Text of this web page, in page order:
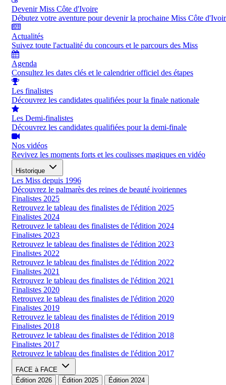
Devenir Miss Côte d'Ivoire
Débutez votre aventure pour devenir la prochaine Miss Côte
Actualités
Suivez toute l'actualité du concours et le parcours des Miss
Agenda
Consultez les dates clés et le calendrier officiel des étapes
Les finalistes
Découvrez les candidates qualifiées pour la finale nationale
Les Demi-finalistes
Découvrez les candidates qualifiées pour la demi-finale
Nos vidéos
Revivez les moments forts et les coulisses magiques en vidéo
Historique
Les Miss depuis 1996
Découvrez le palmarès des reines de beauté ivoiriennes
Finalistes 2025
Retrouvez le tableau des finalistes de l'édition 2025
Finalistes 2024
Retrouvez le tableau des finalistes de l'édition 2024
Finalistes 2023
Retrouvez le tableau des finalistes de l'édition 2023
Finalistes 2022
Retrouvez le tableau des finalistes de l'édition 2022
Finalistes 2021
Retrouvez le tableau des finalistes de l'édition 2021
Finalistes 2020
Retrouvez le tableau des finalistes de l'édition 2020
Finalistes 2019
Retrouvez le tableau des finalistes de l'édition 2019
Finalistes 2018
Retrouvez le tableau des finalistes de l'édition 2018
Finalistes 2017
Retrouvez le tableau des finalistes de l'édition 2017
FACE à FACE
Édition 2026
Édition 2025 Édition 2024